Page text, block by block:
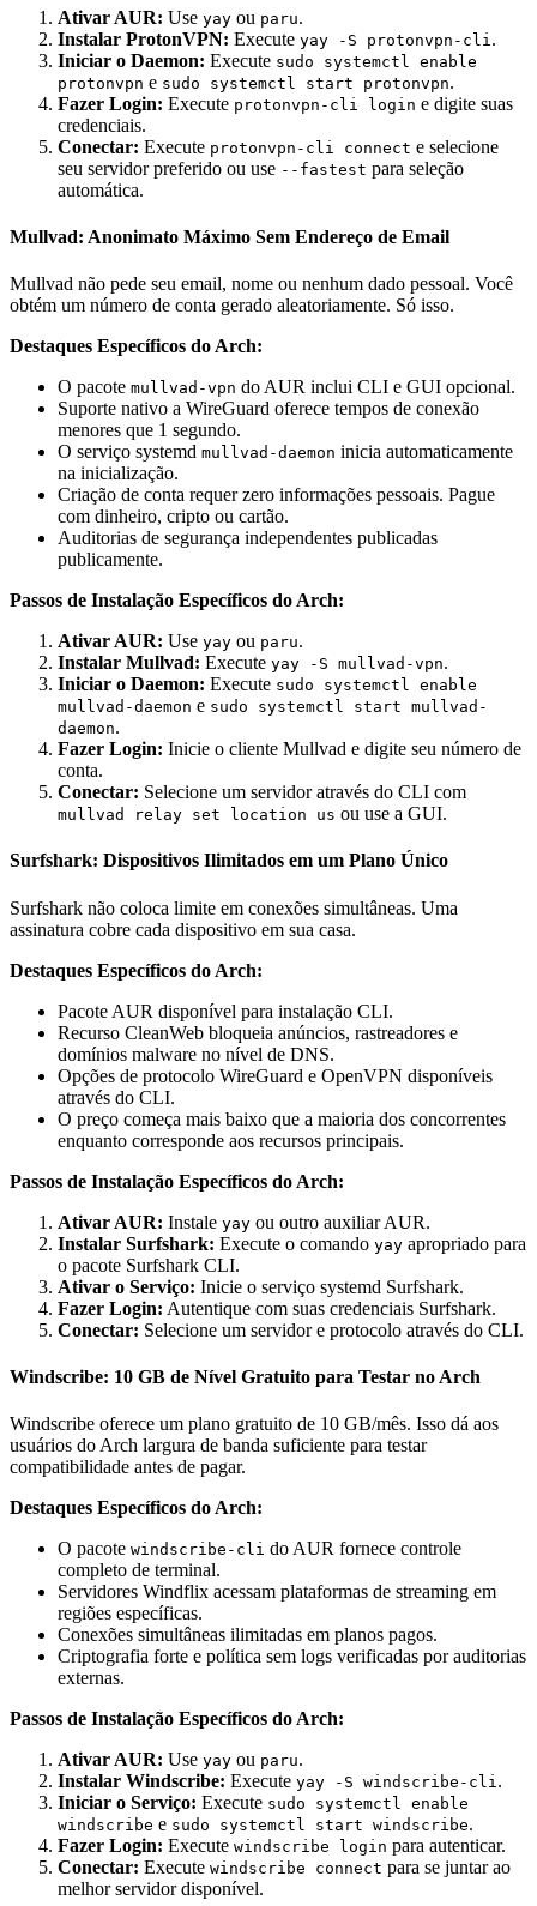
Ativar AUR: Use yay ou paru.
Instalar ProtonVPN: Execute yay -S protonvpn-cli .
Iniciar o Daemon: Execute sudo systemctl enable
protonvpn e sudo systemctl start protonvpn.
Fazer Login: Execute protonvpn-cli login e digite suas
credenciais.
Conectar: Execute protonvpn-cli connect e selecione
seu servidor preferido ou use --fastest para seleção
automática.
Mullvad: Anonimato Máximo Sem Endereço de Email
Mullvad não pede seu email, nome ou nenhum dado pessoal. Você
obtém um número de conta gerado aleatoriamente. Só isso.
Destaques Específicos do Arch:
O pacote mullvad-vpn do AUR inclui CLI e GUI opcional.
Suporte nativo a WireGuard oferece tempos de conexão
menores que 1 segundo.
O serviço systemd mullvad-daemon inicia automaticamente
na inicialização.
Criação de conta requer zero informações pessoais. Pague
com dinheiro, cripto ou cartão.
Auditorias de segurança independentes publicadas
publicamente.
Passos de Instalação Específicos do Arch:
Ativar AUR: Use yay ou paru.
Instalar Mullvad: Execute yay -S mullvad-vpn.
Iniciar o Daemon: Execute sudo systemctl enable
mullvad-daemon e sudo systemctl start mullvad-
daemon.
Fazer Login: Inicie o cliente Mullvad e digite seu número de
conta.
Conectar: Selecione um servidor através do CLI com
mullvad relay set location us ou use a GUI.
Surfshark: Dispositivos Ilimitados em um Plano Único
Surfshark não coloca limite em conexões simultâneas. Uma
assinatura cobre cada dispositivo em sua casa.
Destaques Específicos do Arch:
Pacote AUR disponível para instalação CLI.
Recurso CleanWeb bloqueia anúncios, rastreadores e
domínios malware no nível de DNS.
Opções de protocolo WireGuard e OpenVPN disponíveis
através do CLI.
O preço começa mais baixo que a maioria dos concorrentes
enquanto corresponde aos recursos principais.
Passos de Instalação Específicos do Arch:
Ativar AUR: Instale yay ou outro auxiliar AUR.
Instalar Surfshark: Execute o comando yay apropriado para
o pacote Surfshark CLI.
Ativar o Serviço: Inicie o serviço systemd Surfshark.
Fazer Login: Autentique com suas credenciais Surfshark.
Conectar: Selecione um servidor e protocolo através do CLI.
Windscribe: 10 GB de Nível Gratuito para Testar no Arch
Windscribe oferece um plano gratuito de 10 GB/mês. Isso dá aos
usuários do Arch largura de banda suficiente para testar
compatibilidade antes de pagar.
Destaques Específicos do Arch:
O pacote windscribe-cli do AUR fornece controle
completo de terminal.
Servidores Windflix acessam plataformas de streaming em
regiões específicas.
Conexões simultâneas ilimitadas em planos pagos.
Criptografia forte e política sem logs verificadas por auditorias
externas.
Passos de Instalação Específicos do Arch:
Ativar AUR: Use yay ou paru.
Instalar Windscribe: Execute yay -S windscribe-cli.
Iniciar o Serviço: Execute sudo systemctl enable
windscribe e sudo systemctl start windscribe.
Fazer Login: Execute windscribe login para autenticar.
Conectar: Execute windscribe connect para se juntar ao
melhor servidor disponível.